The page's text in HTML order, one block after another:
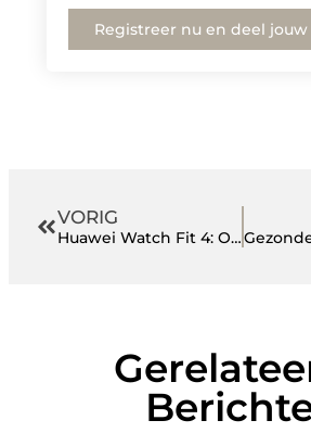
Registreer nu en deel jouw
VORIG
Huawei Watch Fit 4: Ontwerpinnovaties uitgelegd